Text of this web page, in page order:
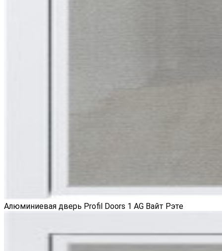
Алюминиевая дверь Profil Doors 1 AG Вайт Рэте